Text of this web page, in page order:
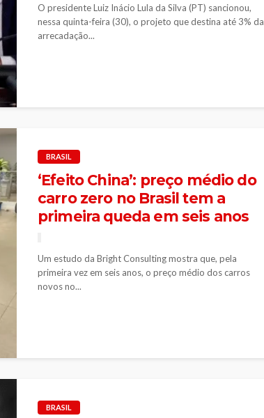
O presidente Luiz Inácio Lula da Silva (PT) sancionou,
nessa quinta-feira (30), o projeto que destina até 3% da
arrecadação...
BRASIL
‘Efeito China’: preço médio do
carro zero no Brasil tem a
primeira queda em seis anos
Um estudo da Bright Consulting mostra que, pela
primeira vez em seis anos, o preço médio dos carros
novos no...
BRASIL